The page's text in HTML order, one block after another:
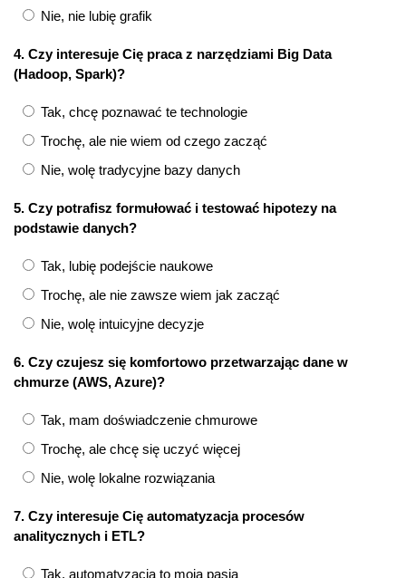
Nie, nie lubię grafik
4. Czy interesuje Cię praca z narzędziami Big Data
(Hadoop, Spark)?
Tak, chcę poznawać te technologie
Trochę, ale nie wiem od czego zacząć
Nie, wolę tradycyjne bazy danych
5. Czy potrafisz formułować i testować hipotezy na
podstawie danych?
Tak, lubię podejście naukowe
Trochę, ale nie zawsze wiem jak zacząć
Nie, wolę intuicyjne decyzje
6. Czy czujesz się komfortowo przetwarzając dane w
chmurze (AWS, Azure)?
Tak, mam doświadczenie chmurowe
Trochę, ale chcę się uczyć więcej
Nie, wolę lokalne rozwiązania
7. Czy interesuje Cię automatyzacja procesów
analitycznych i ETL?
Tak, automatyzacja to moja pasja